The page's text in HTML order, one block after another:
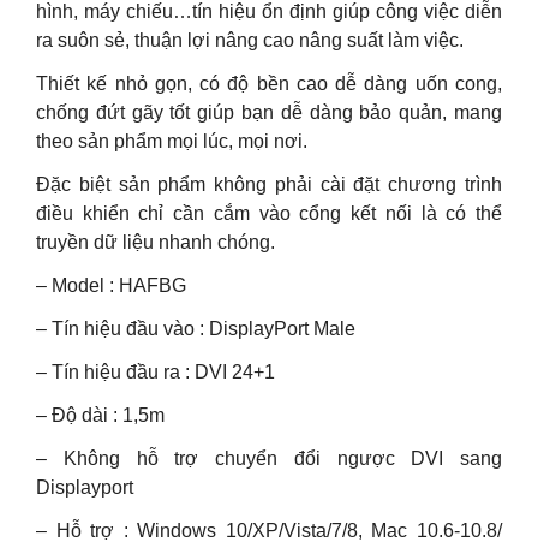
hình, máy chiếu…tín hiệu ổn định giúp công việc diễn
ra suôn sẻ, thuận lợi nâng cao nâng suất làm việc.
Thiết kế nhỏ gọn, có độ bền cao dễ dàng uốn cong,
chống đứt gãy tốt giúp bạn dễ dàng bảo quản, mang
theo sản phẩm mọi lúc, mọi nơi.
Đặc biệt sản phẩm không phải cài đặt chương trình
điều khiển chỉ cần cắm vào cổng kết nối là có thể
truyền dữ liệu nhanh chóng.
– Model : HAFBG
– Tín hiệu đầu vào : DisplayPort Male
– Tín hiệu đầu ra : DVI 24+1
– Độ dài : 1,5m
– Không hỗ trợ chuyển đổi ngược DVI sang
Displayport
– Hỗ trợ : Windows 10/XP/Vista/7/8, Mac 10.6-10.8/